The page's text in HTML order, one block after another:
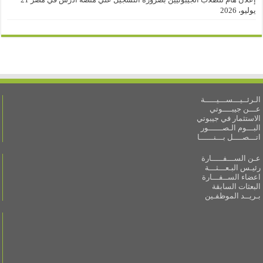
يوليو، 2026
الـرئــيـــســـيـــــة
عـــن جيبــــوتي
الاستثمار في جيبوتي
البـــوم الـصــــــور
اتـــصــــل بـــنــــــا
عـن الســـفـــــارة
رئيـس البـعـــثـــة
اعضاء الســفـــارة
البعثات السابقة
بـريــد الموظفـين